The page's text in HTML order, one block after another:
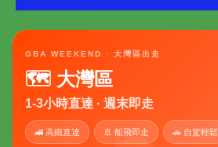
GBA WEEKEND · 大灣區出走
🗺 大灣區
1-3小時直達 · 週末即走
🚄 高鐵直達 🚢 船飛即走 🚗 自駕輕鬆